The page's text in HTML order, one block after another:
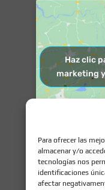
Para ofrecer las
almacenar y/o
tecnologías nos
identificaciones
afectar
Haz clic
marketing